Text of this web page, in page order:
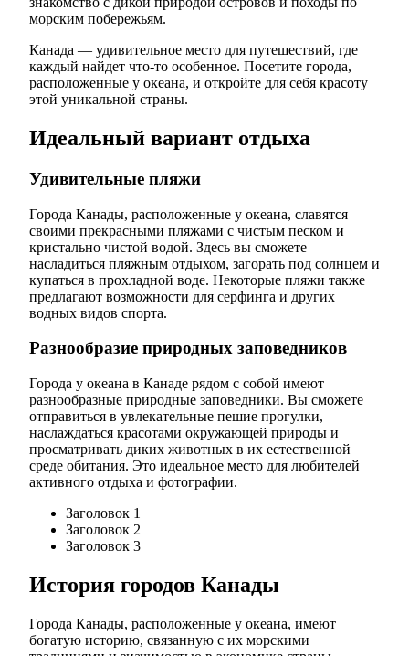
морским побережьям.
Канада — удивительное место для путешествий, где
каждый найдет что-то особенное. Посетите города,
расположенные у океана, и откройте для себя красоту
этой уникальной страны.
Идеальный вариант отдыха
Удивительные пляжи
Города Канады, расположенные у океана, славятся
своими прекрасными пляжами с чистым песком и
кристально чистой водой. Здесь вы сможете
насладиться пляжным отдыхом, загорать под солнцем и
купаться в прохладной воде. Некоторые пляжи также
предлагают возможности для серфинга и других
водных видов спорта.
Разнообразие природных заповедников
Города у океана в Канаде рядом с собой имеют
разнообразные природные заповедники. Вы сможете
отправиться в увлекательные пешие прогулки,
наслаждаться красотами окружающей природы и
просматривать диких животных в их естественной
среде обитания. Это идеальное место для любителей
активного отдыха и фотографии.
Заголовок 1
Заголовок 2
Заголовок 3
История городов Канады
Города Канады, расположенные у океана, имеют
богатую историю, связанную с их морскими